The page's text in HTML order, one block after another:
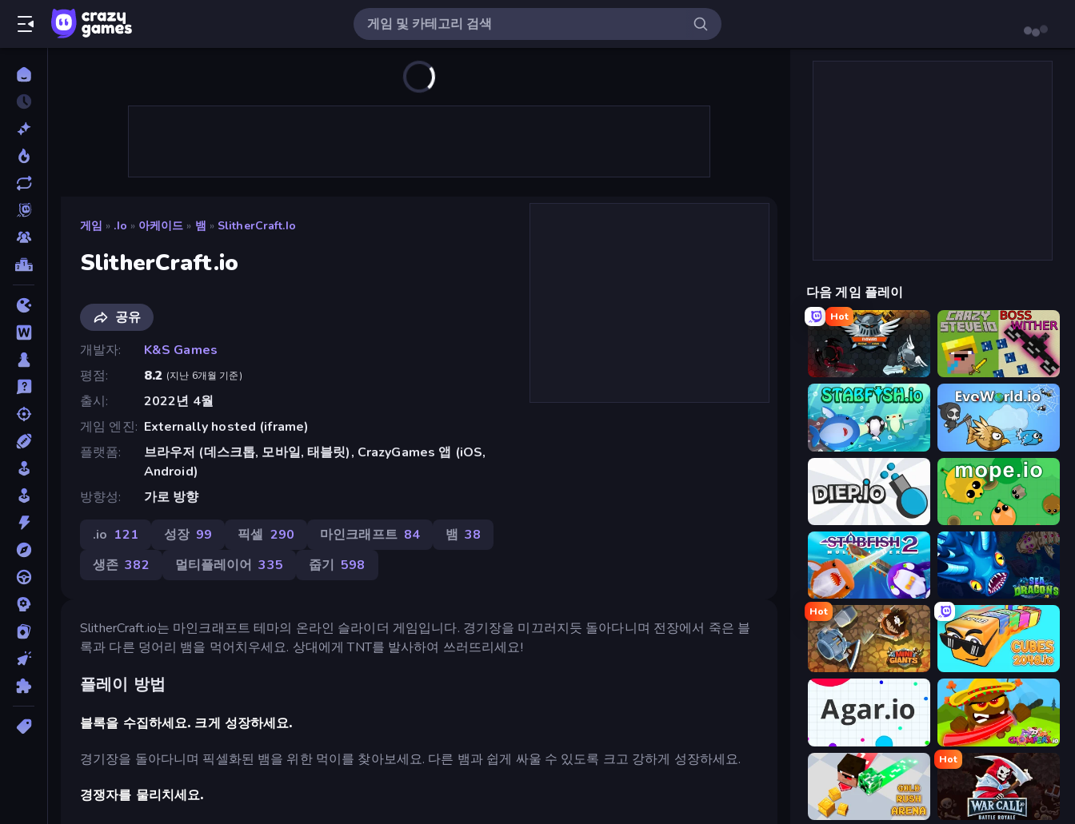
게임 » .io » 아케이드 » 뱀 » SlitherCraft.io
SlitherCraft.io
공유
개발자
K&S Games
평점
8.2 (지난 6개월 기준)
출시
2022년 4월
게임 엔진
Externally hosted (iframe)
플랫폼
브라우저 (데스크톱, 모바일, 태블릿), CrazyGames 앱 (iOS,
Android)
방향성
가로 방향
.io 121 성장 99 픽셀 290 마인크래프트 84 뱀 38
생존 382 멀티플레이어 335 줍기 598
SlitherCraft.io는 마인크래프트 테마의 온라인 슬라이더 게임입니다. 경기장을 미끄러지듯 돌아다니며 전장에서 죽은 블
록과 다른 덩어리 뱀을 먹어치우세요. 상대에게 TNT를 발사하여 쓰러뜨리세요!
플레이 방법
블록을 수집하세요. 크게 성장하세요.
경기장을 돌아다니며 픽셀화된 뱀을 위한 먹이를 찾아보세요. 다른 뱀과 쉽게 싸울 수 있도록 크고 강하게 성장하세요.
경쟁자를 물리치세요.
다음 게임 플레이
Hot
EvoWars.io CrazySteve.io
Stabfish.io
Diep.io Mope.io
Stabfish 2 SeaDragons.io
Hot
MiniGiants.io Cubes 2048.io
Agar.io Chompers.io
Gold Rush Arena
Hot
WarCall.io